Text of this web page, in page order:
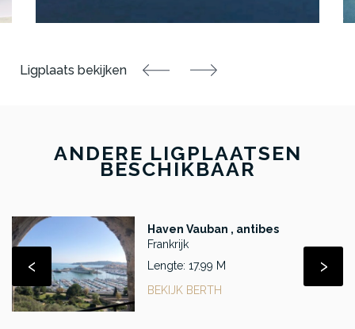
ANDERE LIGPLAATSEN
BESCHIKBAAR
Haven Vauban , antibes
Frankrijk
Lengte: 17.99 M
BEKIJK BERTH
‹ ›